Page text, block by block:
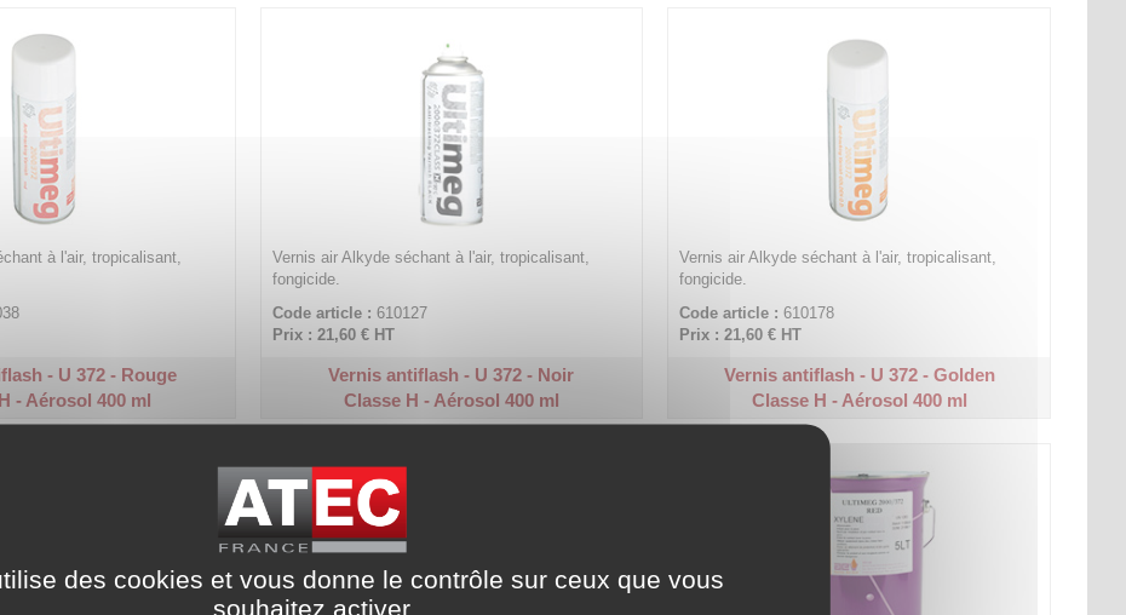
à l'air, tropicalisant,
- U 372 - Rouge
- Aérosol 400 ml
Vernis air Alkyde séchant à l'air, tropicalisant,
fongicide.
Code article : 610127
Prix : 21,60 €HT
Vernis antiflash - U 372 - Noir
Classe H - Aérosol 400 ml
Vernis air Alkyde séchant à l'air, tropicalisant,
fongicide.
Code article : 610178
Prix : 21,60 € HT
Vernis antiflash - U 372 - Golden
Classe H - Aérosol 400 ml
des cookies et vous donne le contrôle sur ceux que vous
souhaitez activer